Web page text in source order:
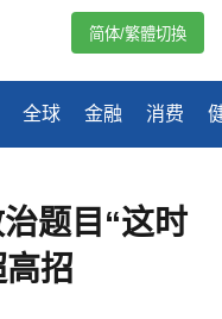
全球 金融 消费
简体/繁體切換
题目“这时
招